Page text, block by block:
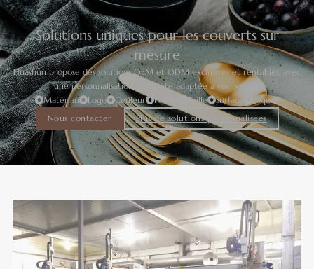
Solutions uniques pour les couverts sur
mesure
Huashun propose des solutions OEM et ODM exclusives et rentables, avec
une personnalisation complète adaptée à vos besoins.
Matériau
Logo Couleur Forme Taille Surface
Paquet
Nous contacter
Plus de solutions personnalisées